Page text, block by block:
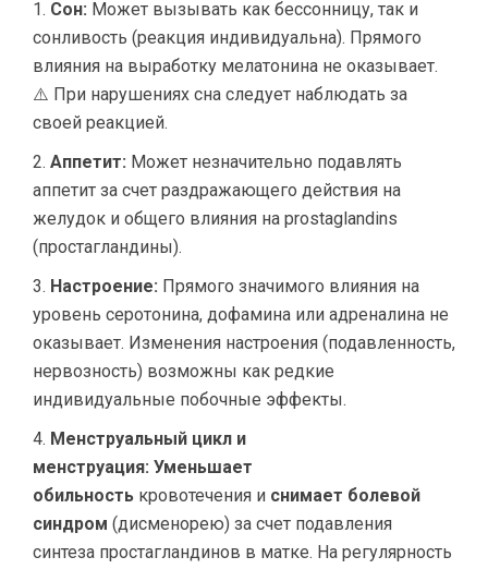
Сон: Может вызывать как бессонницу, так и
сонливость (реакция индивидуальна). Прямого
влияния на выработку мелатонина не оказывает.
⚠️ При нарушениях сна следует наблюдать за
своей реакцией.
Аппетит: Может незначительно подавлять
аппетит за счет раздражающего действия на
желудок и общего влияния на prostaglandins
(простагландины).
Настроение: Прямого значимого влияния на
уровень серотонина, дофамина или адреналина не
оказывает. Изменения настроения (подавленность,
нервозность) возможны как редкие
индивидуальные побочные эффекты.
Менструальный цикл и
менструация: Уменьшает
обильность кровотечения и снимает болевой
синдром (дисменорею) за счет подавления
синтеза простагландинов в матке. На регулярность